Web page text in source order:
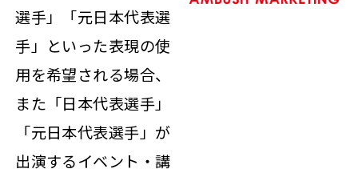
選手」「元日本代表選
手」といった表現の使
用を希望される場合、
また「日本代表選手」
「元日本代表選手」が
出演するイベント・講